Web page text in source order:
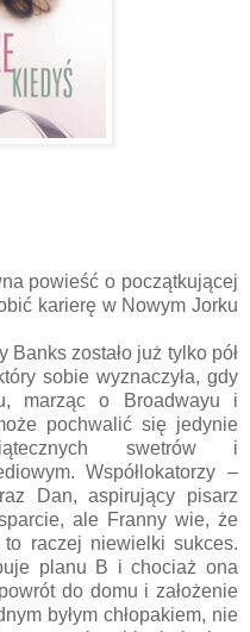
powieść o początkującej
karierę w Nowym Jorku
zostało już tylko pół
sobie wyznaczyła, gdy
marząc o Broadwayu i
pochwalić się jedynie
swetrów i
Współlokatorzy –
Dan, aspirujący pisarz
ale Franny wie, że
raczej niewielki sukces.
planu B i chociaż ona
do domu i założenie
byłym chłopakiem, nie